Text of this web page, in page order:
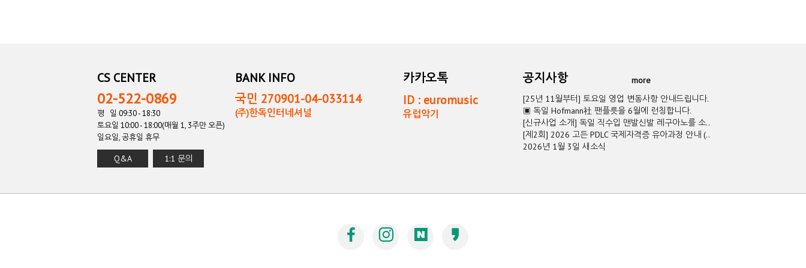
CS CENTER
02-522-0869
평 일 09:30 - 18:30
토요일 10:00 - 18:00(매월 1, 3주만 오픈)
일요일, 공휴일 휴무
Q&A 1:1 문의
BANK INFO
국민 270901-04-033114
(주)한독인터네셔널
카카오톡
ID : euromusic
유럽악기
공지사항
more
[25년 11월부터] 토요일 영업 변동사항 안내드립니다.
▣ 독일 Hofmann社 팬플릇을 6월에 런칭합니다.
[신규사업 소개] 독일 직수입 맨발신발 레구아노를 소..
[제2회] 2026 고든 PDLC 국제자격증 유아과정 안내 (..
2026년 1월 3일 새소식